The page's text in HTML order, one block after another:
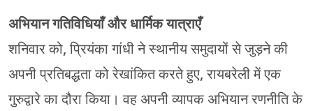
अभियान गतिविधियाँ और धार्मिक यात्राएँ
शनिवार को, प्रियंका गांधी ने स्थानीय समुदायों से जुड़ने की
अपनी प्रतिबद्धता को रेखांकित करते हुए, रायबरेली में एक
गुरुद्वारे का दौरा किया। वह अपनी व्यापक अभियान रणनीति के